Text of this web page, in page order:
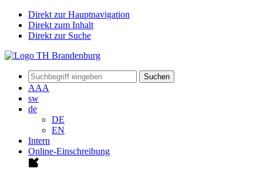
Direkt zur Hauptnavigation
Direkt zum Inhalt
Direkt zur Suche
Suchen
AAA
sw
de
DE
EN
Intern
Online-Einschreibung